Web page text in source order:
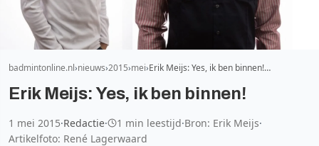
badmintonline.nl nieuws 2015 mei Erik Meijs: Yes, ik ben binnen!…
Erik Meijs: Yes, ik ben binnen!
1 mei 2015·Redactie· 1 min leestijd·Bron: Erik Meijs·
Artikelfoto: René Lagerwaard